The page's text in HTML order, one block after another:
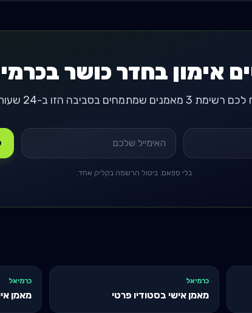
אימון בחדר כושר
מאמנים שמתמחים בסביבה הזו ב-24 שעות.
בלי ספאם. ביטול הרשמה בקליק אחד.
כרמיאל
מאמן אישי בסטודיו פרטי
כרמיאל
מאמן